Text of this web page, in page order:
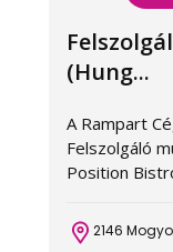
(Hung...
A Rampart
Felszolgáló
Position
2146